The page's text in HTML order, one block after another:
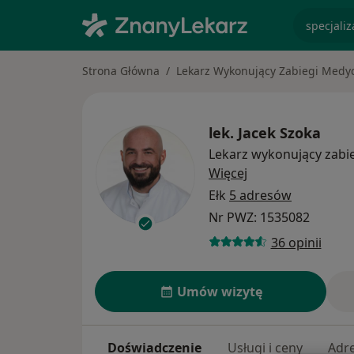
Strona Główna Lekarz Wykonujący Zabiegi
lek. Jacek Szoka
Lekarz wykonujący
Więcej
Ełk 5 adresów
Nr PWZ: 1535082
36 opinii
Umów wizytę
Doświadczenie Usługi i ceny